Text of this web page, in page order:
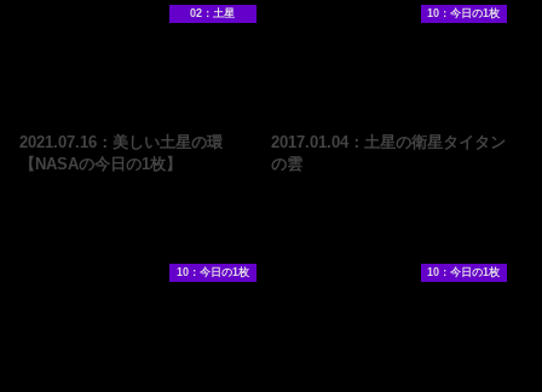
02：土星
2021.07.16：美しい土星の環
【NASAの今日の1枚】
10：今日の1枚
2017.01.04：土星の衛星タイタン
の雲
10：今日の1枚 10：今日の1枚